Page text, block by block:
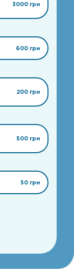
3000 грн
600 грн
200 грн
500 грн
50 грн